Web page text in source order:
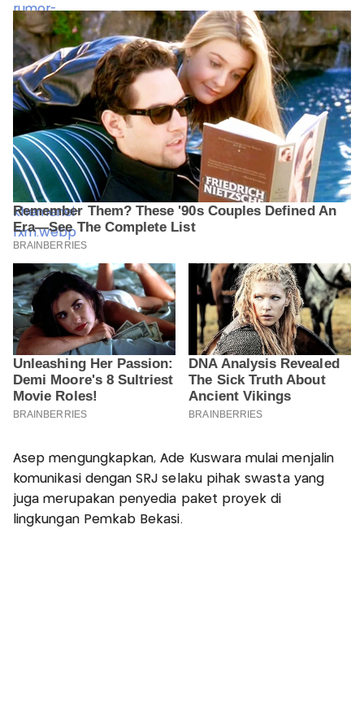
Asep mengungkapkan, Ade Kuswara mulai menjalin
komunikasi dengan SRJ selaku pihak swasta yang
juga merupakan penyedia paket proyek di
lingkungan Pemkab Bekasi.